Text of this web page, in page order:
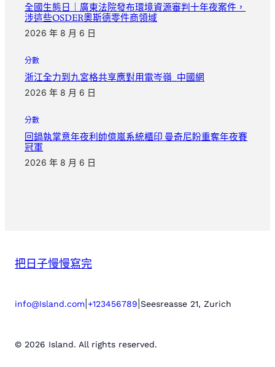
全國生態日｜廣東法院發布環境資源審判十年夜案件，
涉這些OSDER奧斯德零件商領域
2026 年 8 月 6 日
分數
浙江全力到九宮格共享應對用電岑嶺_中國網
2026 年 8 月 6 日
分數
回鍋執掌意年夜利帥億嵐系統櫃印 曼奇尼盼重奪年夜賽
冠軍
2026 年 8 月 6 日
把日子慢慢寫完
info@Island.com +123456789 Seesreasse 21, Zurich
© 2026 Island. All rights reserved.